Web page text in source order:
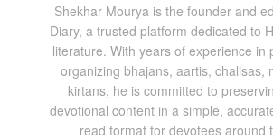
Shekhar Mourya is the founder and
Diary, a trusted platform dedicated to
literature. With years of experience in
organizing bhajans, aartis, chalisas,
kirtans, he is committed to
devotional content in a simple,
read format for devotees around